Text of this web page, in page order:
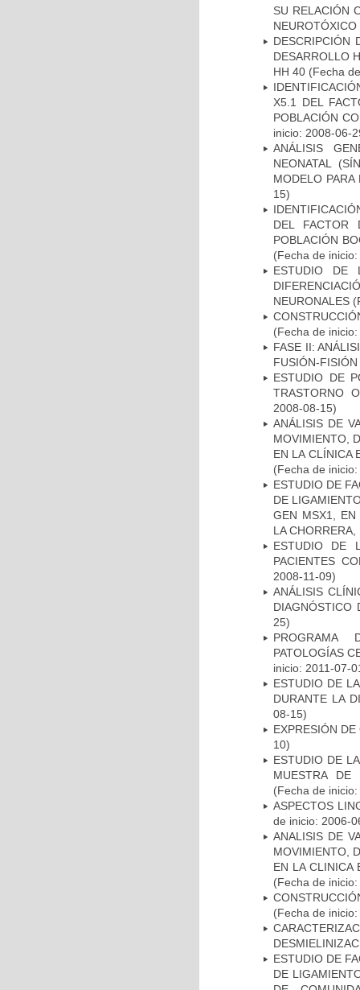
SU RELACIÓN
NEUROTÓXICO
DESCRIPCIÓN
DESARROLLO
HH 40 (Fecha
X5.1 DEL
POBLACIÓN
inicio: 2008-06-
ANÁLISIS
NEONATAL
MODELO
15)
DEL FACTOR
POBLACIÓN
(Fecha de
ESTUDIO DE
NEURONALES
(Fecha de
FASE II:
FUSIÓN-
ESTUDIO DE
TRASTORNO
2008-08-15)
ANÁLISIS DE
MOVIMIENTO,
EN LA CLÍNICA
(Fecha de
ESTUDIO DE
DE
GEN MSX1, EN
LA
ESTUDIO DE
PACIENTES
2008-11-09)
ANÁLISIS
DIAGNÓSTICO
25)
PROGRAMA
PATOLOGÍAS
inicio: 2011-07-
ESTUDIO DE
DURANTE LA
08-15)
EXPRESIÓN
10)
ESTUDIO DE
MUESTRA DE
(Fecha de
ASPECTOS
de inicio: 2006-
ANALISIS DE
MOVIMIENTO,
EN LA CLINICA
(Fecha de
(Fecha de
ESTUDIO DE
DE